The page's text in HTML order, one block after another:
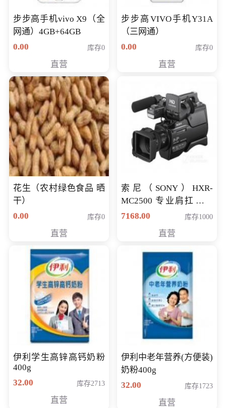
步步高手机vivo X9（全
网通）4GB+64GB
0.00
库存0
直营
步步高VIVO手机Y31A
（三网通）
0.00
库存0
直营
花生（农村绿色食品 晒
干）
0.00
库存0
直营
索尼（SONY）HXR-
MC2500 专业肩扛式存
储卡全高清摄录一体机
清入门级摄像机
7168.00 库存1000
直营
伊利学生高锌高钙奶粉
400g
32.00
库存2713
直营
伊利中老年营养(方便装)
奶粉400g
32.00
库存1723
直营